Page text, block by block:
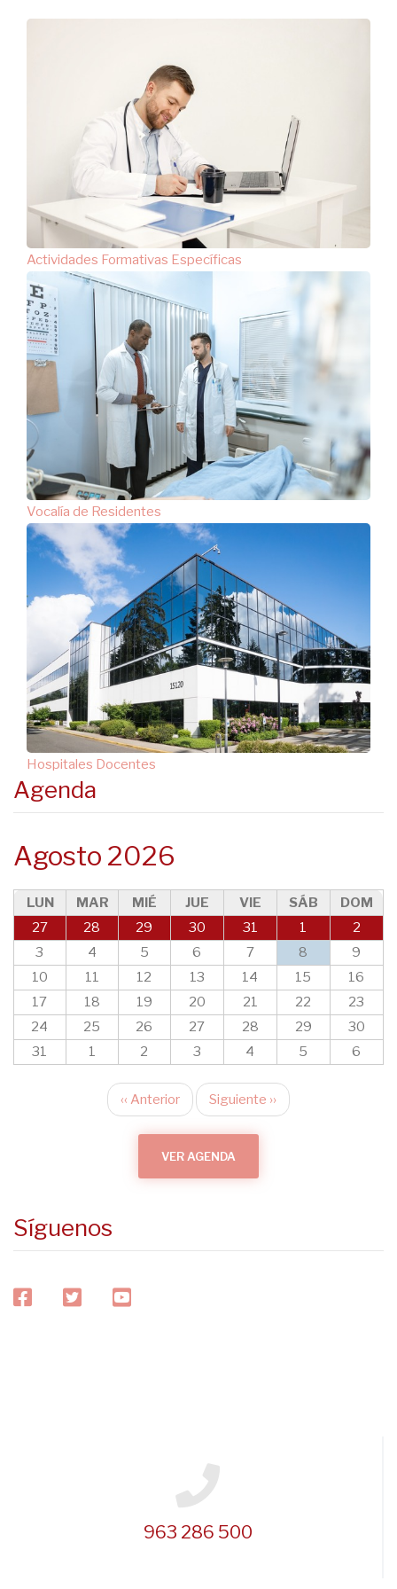
navegación
Actividades Formativas Específicas
Vocalía de Residentes
Hospitales Docentes
Agenda
Agosto 2026
LUN MAR MIÉ JUE VIE SÁB
DOM
27
28 29 30 31 1
2
3
4 5 6 7 8
9
10
11 12 13 14 15
16
17
18 19 20 21 22
23
24
25 26 27 28 29
30
31
1 2 3 4 5 6
Paginación
‹‹ Anterior Siguiente ››
VER AGENDA
Síguenos
facebooktwitteryoutube
963 286 500